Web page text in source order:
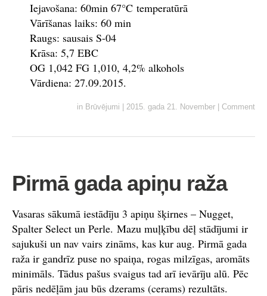
Iejavošana: 60min 67°C temperatūrā
Vārīšanas laiks: 60 min
Raugs: sausais S-04
Krāsa: 5,7 EBC
OG 1,042 FG 1,010, 4,2% alkohols
Vārdiena: 27.09.2015.
in Brūvējumi 2015. gada 21. November Comment
Pirmā gada apiņu raža
Vasaras sākumā iestādīju 3 apiņu šķirnes – Nugget,
Spalter Select un Perle. Mazu muļķību dēļ stādījumi ir
sajukuši un nav vairs zināms, kas kur aug. Pirmā gada
raža ir gandrīz puse no spaiņa, rogas milzīgas, aromāts
minimāls. Tādus pašus svaigus tad arī ievārīju alū. Pēc
pāris nedēļām jau būs dzerams (cerams) rezultāts.